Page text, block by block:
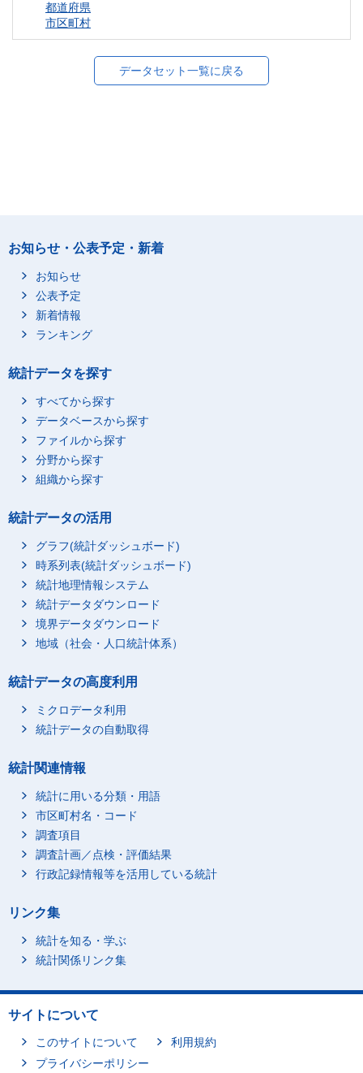
都道府県
市区町村
データセット一覧に戻る
お知らせ・公表予定・新着
お知らせ
公表予定
新着情報
ランキング
統計データを探す
すべてから探す
データベースから探す
ファイルから探す
分野から探す
組織から探す
統計データの活用
グラフ(統計ダッシュボード)
時系列表(統計ダッシュボード)
統計地理情報システム
統計データダウンロード
境界データダウンロード
地域（社会・人口統計体系）
統計データの高度利用
ミクロデータ利用
統計データの自動取得
統計関連情報
統計に用いる分類・用語
市区町村名・コード
調査項目
調査計画／点検・評価結果
行政記録情報等を活用している統計
リンク集
統計を知る・学ぶ
統計関係リンク集
サイトについて
このサイトについて
利用規約
プライバシーポリシー